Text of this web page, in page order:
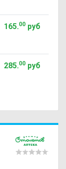
165.00руб
285.00руб